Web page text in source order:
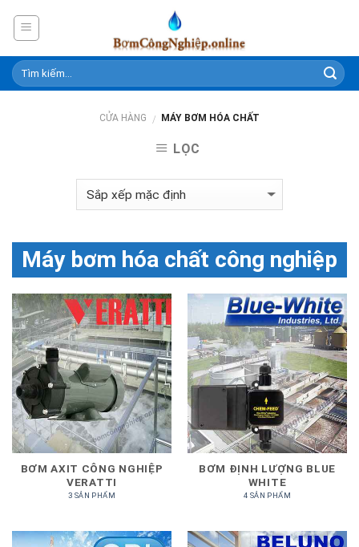
CỬA HÀNG / MÁY BƠM HÓA CHẤT
LỌC
Máy bơm hóa chất công nghiệp
BƠM AXIT CÔNG NGHIỆP
VERATTI
3 SẢN PHẨM
BƠM ĐỊNH LƯỢNG BLUE
WHITE
4 SẢN PHẨM